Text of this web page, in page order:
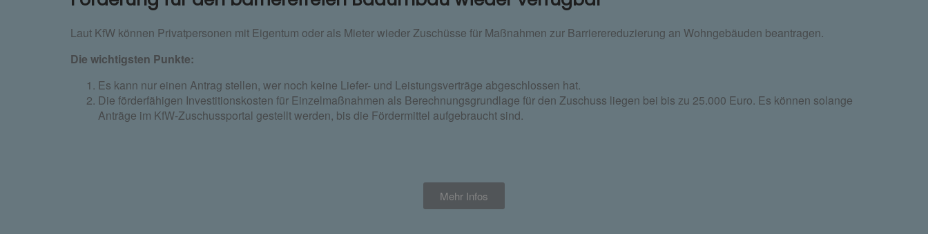
Laut KfW können Privatpersonen mit Eigentum oder als Mieter wieder Zuschüsse für Maßnahmen zur Barrierereduzierung an Wohngebäuden beantragen.
Die wichtigsten Punkte:
Es kann nur einen Antrag stellen, wer noch keine Liefer- und Leistungsverträge abgeschlossen hat.
Die förderfähigen Investitionskosten für Einzelmaßnahmen als Berechnungsgrundlage für den Zuschuss liegen bei bis zu 25.000 Euro. Es können solange
Anträge im KfW-Zuschussportal gestellt werden, bis die Fördermittel aufgebraucht sind.
Mehr Infos